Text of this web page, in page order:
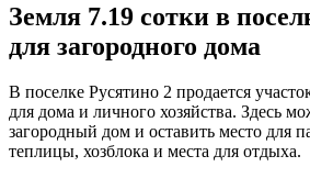
Земля 7.19 сотки в
для загородного дома
В поселке Русятино 2 продается
для дома и личного хозяйства. Здесь
загородный дом и оставить место для
теплицы, хозблока и места для отдыха.